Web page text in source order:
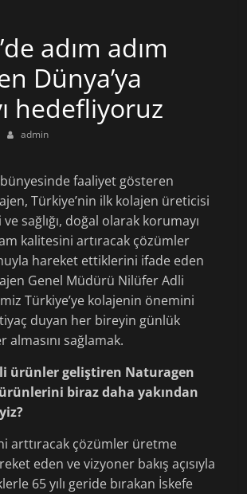
adım adım
Dünya’ya
hedefliyoruz
admin
faaliyet gösteren
Türkiye’nin ilk kolajen üreticisi
sağlığı, doğal olarak korumayı
kalitesini artıracak çözümler
hareket ettiklerini ifade eden
Genel Müdürü Nilüfer Adli
Türkiye’ye kolajenin önemini
duyan her bireyin günlük
sağlamak.
ürünler geliştiren Naturagen
ürünlerini biraz daha yakından
arttıracak çözümler üretme
eden ve vizyoner bakış açısıyla
65 yılı geride bırakan İskefe